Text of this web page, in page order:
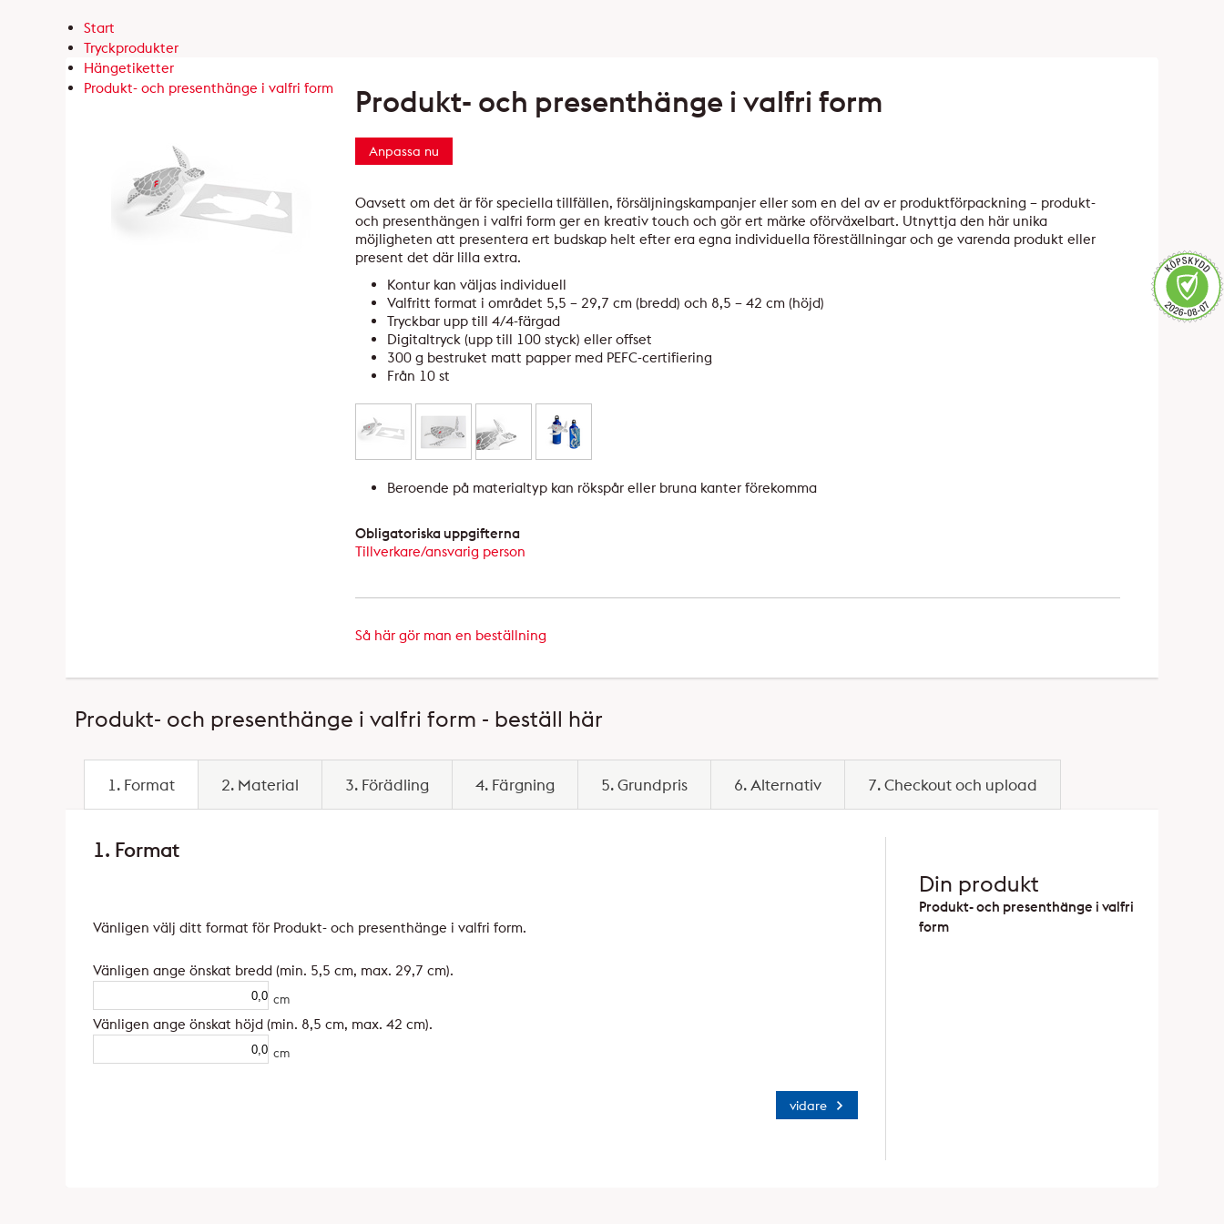
Start
Tryckprodukter
Hängetiketter
Produkt- och presenthänge i valfri form
Produkt- och presenthänge i valfri form
Anpassa nu
Oavsett om det är för speciella tillfällen, försäljningskampanjer eller som en del av er produktförpackning – produkt-
och presenthängen i valfri form ger en kreativ touch och gör ert märke oförväxelbart. Utnyttja den här unika
möjligheten att presentera ert budskap helt efter era egna individuella föreställningar och ge varenda produkt eller
present det där lilla extra.
Kontur kan väljas individuell
Valfritt format i området 5,5 – 29,7 cm (bredd) och 8,5 – 42 cm (höjd)
Tryckbar upp till 4/4-färgad
Digitaltryck (upp till 100 styck) eller offset
300 g bestruket matt papper med PEFC-certifiering
Från 10 st
Beroende på materialtyp kan rökspår eller bruna kanter förekomma
Obligatoriska uppgifterna
Tillverkare/ansvarig person
Så här gör man en beställning
Produkt- och presenthänge i valfri form - beställ här
1. Format 2. Material 3. Förädling 4. Färgning 5. Grundpris 6. Alternativ 7. Checkout och upload
1. Format
Vänligen välj ditt format för Produkt- och presenthänge i valfri form.
Vänligen ange önskat bredd (min. 5,5 cm, max. 29,7 cm).
cm
Vänligen ange önskat höjd (min. 8,5 cm, max. 42 cm).
cm
vidare
Din produkt
Produkt- och presenthänge i valfri
form